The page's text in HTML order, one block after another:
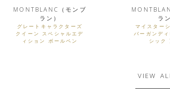
MONTBLANC（モンブ
ラン）
グレートキャラクターズ
クイーン スペシャルエデ
ィション ボールペン
ラ
マイスター
バーガンデ
シック
VIEW